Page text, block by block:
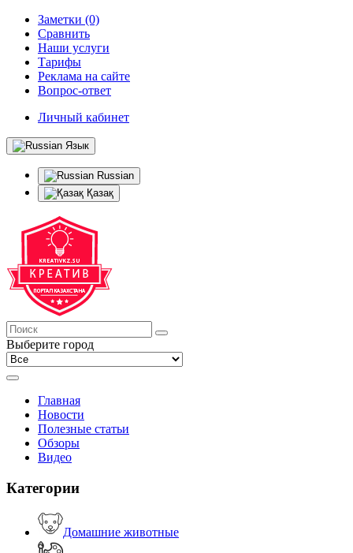
Заметки (0)
Сравнить
Наши услуги
Тарифы
Реклама на сайте
Вопрос-ответ
Личный кабинет
Язык
Russian
Қазақ
Выберите город
Главная
Новости
Полезные статьи
Обзоры
Видео
Категории
Домашние животные